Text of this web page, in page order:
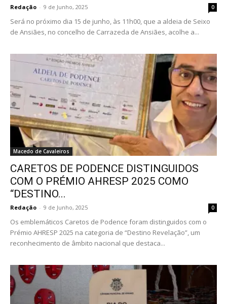
Redação - 9 de Junho, 2025 0
Será no próximo dia 15 de junho, às 11h00, que a aldeia de Seixo
de Ansiães, no concelho de Carrazeda de Ansiães, acolhe a...
Macedo de Cavaleiros
CARETOS DE PODENCE DISTINGUIDOS
COM O PRÉMIO AHRESP 2025 COMO
“DESTINO...
Redação - 9 de Junho, 2025 0
Os emblemáticos Caretos de Podence foram distinguidos com o
Prémio AHRESP 2025 na categoria de “Destino Revelação”, um
reconhecimento de âmbito nacional que destaca...